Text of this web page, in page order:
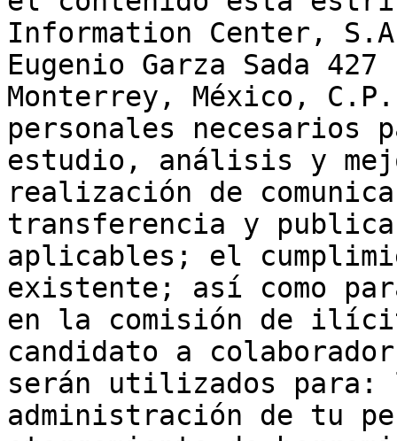
Information Center,
Eugenio Garza Sada
Monterrey, México,
personales
estudio, análisis y
realización de
transferencia y
aplicables; el
existente; así como
en la comisión de
candidato a
serán utilizados para:
administración de tu